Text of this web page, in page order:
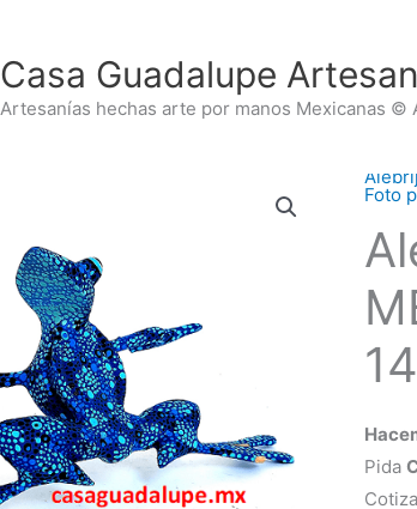
Casa Guadalupe
Artesanías hechas arte por manos Mexicanas ©
Foto
Pida